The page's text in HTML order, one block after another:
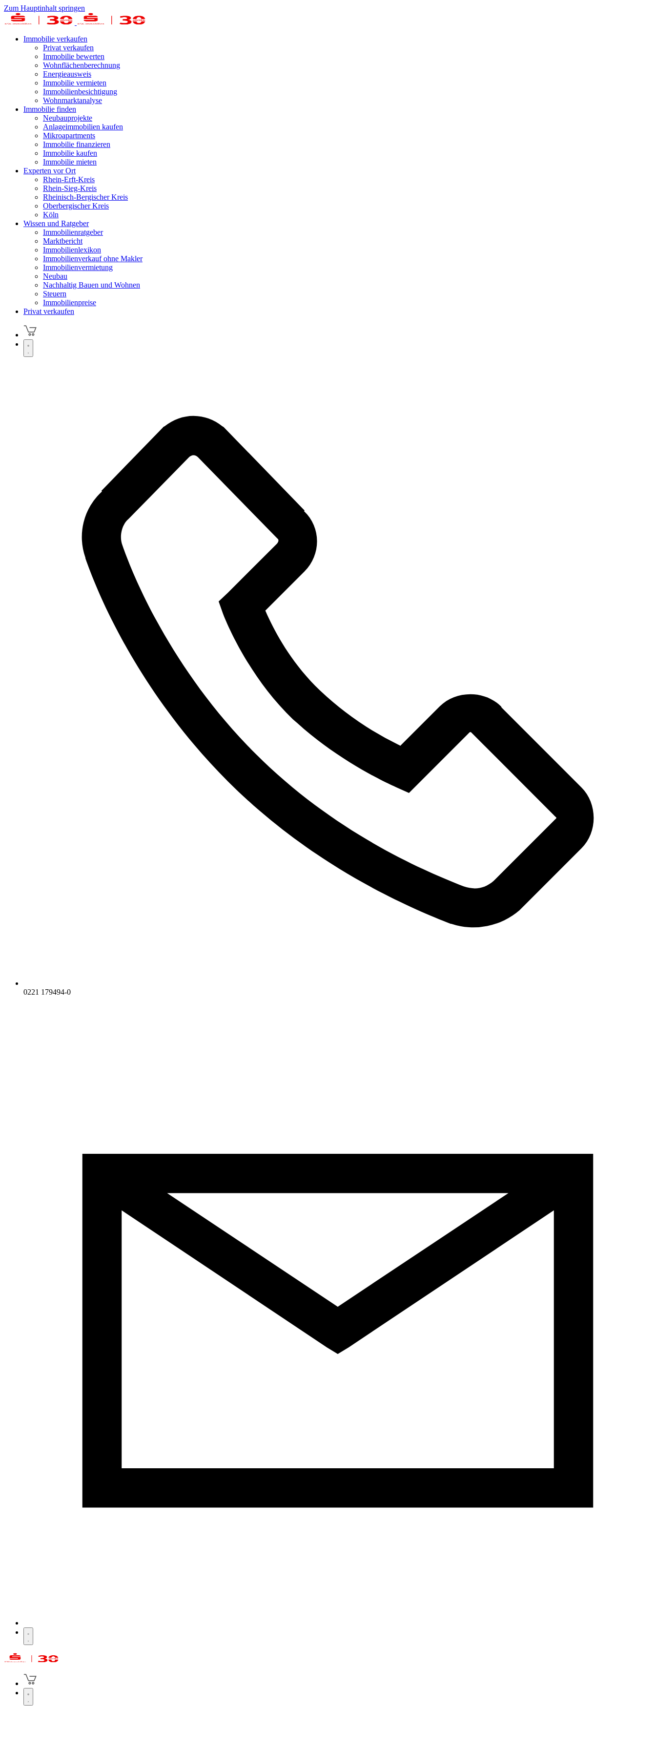
Zum Hauptinhalt springen
Immobilie verkaufen
Privat verkaufen
Immobilie bewerten
Wohnflächenberechnung
Energieausweis
Immobilie vermieten
Immobilienbesichtigung
Wohnmarktanalyse
Immobilie finden
Neubauprojekte
Anlageimmobilien kaufen
Mikroapartments
Immobilie finanzieren
Immobilie kaufen
Immobilie mieten
Experten vor Ort
Rhein-Erft-Kreis
Rhein-Sieg-Kreis
Rheinisch-Bergischer Kreis
Oberbergischer Kreis
Köln
Wissen und Ratgeber
Immobilienratgeber
Marktbericht
Immobilienlexikon
Immobilienverkauf ohne Makler
Immobilienvermietung
Neubau
Nachhaltig Bauen und Wohnen
Steuern
Immobilienpreise
Privat verkaufen
0221 179494-0